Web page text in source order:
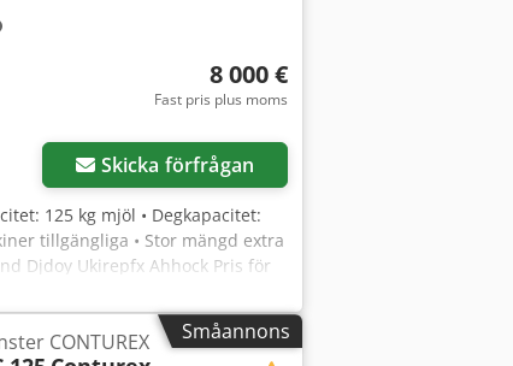
8 000 €
Fast pris plus moms
Skicka förfrågan
125 kg mjöl • Degkapacitet:
tillgängliga • Stor mängd extra
Djdoy Ukirepfx Ahhock Pris för
bageri- och konditorutrustning.
och ryska.
Småannons
CONTUREX